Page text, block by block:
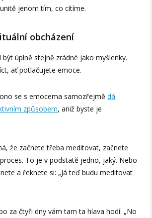
jenom tím, co cítíme.
obcházení
být úplně stejně zrádné jako myšlenky.
ať potlačujete emoce.
se s emocema samozřejmědá
způsobem, aniž byste je
že začnete třeba meditovat, začnete
To je v podstatě jedno, jaký. Nebo
a řeknete si: „Já teď budu meditovat
za čtyři dny vám tam ta hlava hodí: „No